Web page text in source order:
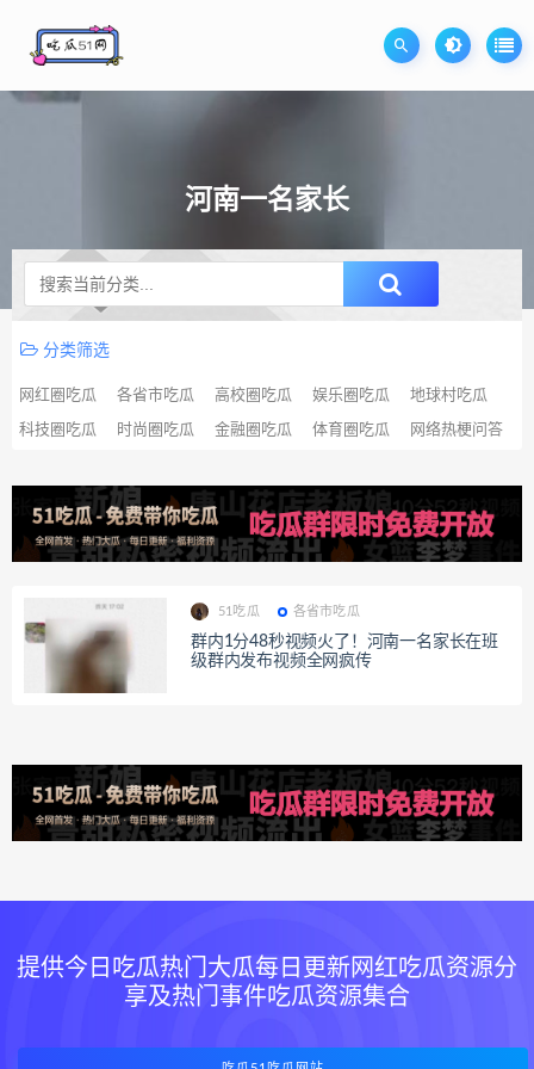
河南一名家长
升级SVIP无限免费下载
分类筛选
网红圈吃瓜 各省市吃瓜 高校圈吃瓜 娱乐圈吃瓜 地球村吃瓜
科技圈吃瓜 时尚圈吃瓜 金融圈吃瓜 体育圈吃瓜 网络热梗问答
51吃瓜 各省市吃瓜
群内1分48秒视频火了！河南一名家长在班
级群内发布视频全网疯传
提供今日吃瓜热门大瓜每日更新网红吃瓜资源分
享及热门事件吃瓜资源集合